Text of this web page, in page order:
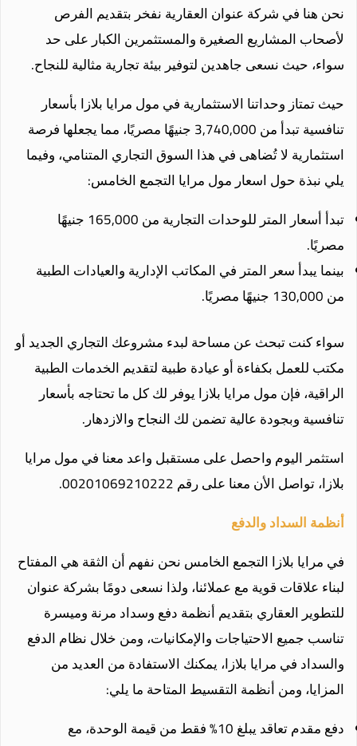
نحن هنا في شركة عنوان العقارية نفخر بتقديم الفرص
لأصحاب المشاريع الصغيرة والمستثمرين الكبار على حد
سواء، حيث نسعى جاهدين لتوفير بيئة تجارية مثالية للنجاح.
حيث تمتاز وحداتنا الاستثمارية في مول مرايا بلازا بأسعار
تنافسية تبدأ من 3,740,000 جنيهًا مصريًا، مما يجعلها فرصة
استثمارية لا تُضاهى في هذا السوق التجاري المتنامي، وفيما
يلي نبذة حول اسعار مول مرايا التجمع الخامس:
تبدأ أسعار المتر للوحدات التجارية من 165,000 جنيهًا
مصريًا.
بينما يبدأ سعر المتر في المكاتب الإدارية والعيادات الطبية
من 130,000 جنيهًا مصريًا.
سواء كنت تبحث عن مساحة لبدء مشروعك التجاري الجديد أو
مكتب للعمل بكفاءة أو عيادة طبية لتقديم الخدمات الطبية
الراقية، فإن مول مرايا بلازا يوفر لك كل ما تحتاجه بأسعار
تنافسية وبجودة عالية تضمن لك النجاح والازدهار.
استثمر اليوم واحصل على مستقبل واعد معنا في مول مرايا
بلازا، تواصل الأن معنا على رقم 00201069210222
.
أنظمة السداد والدفع
في مرايا بلازا التجمع الخامس نحن نفهم أن الثقة هي المفتاح
لبناء علاقات قوية مع عملائنا، ولذا نسعى دومًا بشركة عنوان
للتطوير العقاري بتقديم أنظمة دفع وسداد مرنة وميسرة
تناسب جميع الاحتياجات والإمكانيات، ومن خلال نظام الدفع
والسداد في مرايا بلازا، يمكنك الاستفادة من العديد من
المزايا، ومن أنظمة التقسيط المتاحة ما يلي:
دفع مقدم تعاقد يبلغ 10% فقط من قيمة الوحدة، مع